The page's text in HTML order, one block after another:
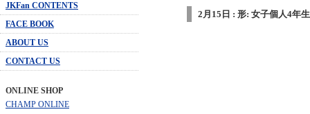
JKFan CONTENTS
FACE BOOK
ABOUT US
CONTACT US
ONLINE SHOP
CHAMP ONLINE
2月15日 : 形: 女子個人4年